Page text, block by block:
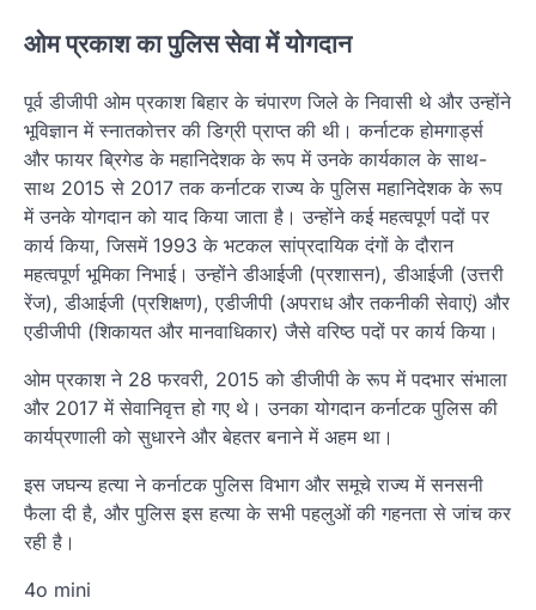
ओम प्रकाश का पुलिस सेवा में योगदान
पूर्व डीजीपी ओम प्रकाश बिहार के चंपारण जिले के निवासी थे और उन्होंने
भूविज्ञान में स्नातकोत्तर की डिग्री प्राप्त की थी। कर्नाटक होमगार्ड्स
और फायर ब्रिगेड के महानिदेशक के रूप में उनके कार्यकाल के साथ-
साथ 2015 से 2017 तक कर्नाटक राज्य के पुलिस महानिदेशक के रूप
में उनके योगदान को याद किया जाता है। उन्होंने कई महत्वपूर्ण पदों पर
कार्य किया, जिसमें 1993 के भटकल सांप्रदायिक दंगों के दौरान
महत्वपूर्ण भूमिका निभाई। उन्होंने डीआईजी (प्रशासन), डीआईजी (उत्तरी
रेंज), डीआईजी (प्रशिक्षण), एडीजीपी (अपराध और तकनीकी सेवाएं) और
एडीजीपी (शिकायत और मानवाधिकार) जैसे वरिष्ठ पदों पर कार्य किया।
ओम प्रकाश ने 28 फरवरी, 2015 को डीजीपी के रूप में पदभार संभाला
और 2017 में सेवानिवृत्त हो गए थे। उनका योगदान कर्नाटक पुलिस की
कार्यप्रणाली को सुधारने और बेहतर बनाने में अहम था।
इस जघन्य हत्या ने कर्नाटक पुलिस विभाग और समूचे राज्य में सनसनी
फैला दी है, और पुलिस इस हत्या के सभी पहलुओं की गहनता से जांच कर
रही है।
4o mini